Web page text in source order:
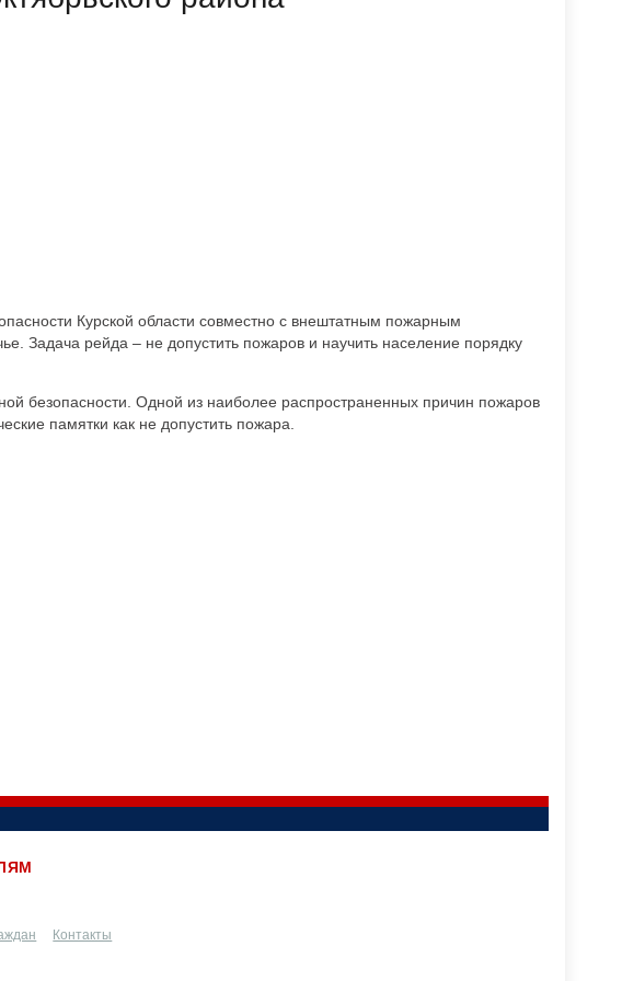
Курской области совместно с внештатным пожарным
Задача рейда – не допустить пожаров и научить население порядку
безопасности. Одной из наиболее распространенных причин пожаров
памятки как не допустить пожара.
Контакты